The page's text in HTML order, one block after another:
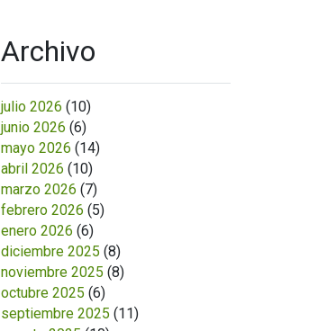
Archivo
julio 2026 (10)
junio 2026 (6)
mayo 2026 (14)
abril 2026 (10)
marzo 2026 (7)
febrero 2026 (5)
enero 2026 (6)
diciembre 2025 (8)
noviembre 2025 (8)
octubre 2025 (6)
septiembre 2025 (11)